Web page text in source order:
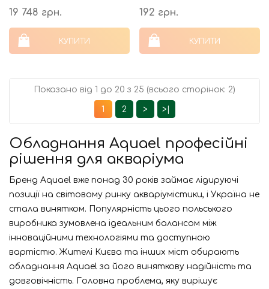
19 748 грн.
КУПИТИ
192 грн.
КУПИТИ
Показано від 1 до 20 з 25 (всього сторінок: 2)
1 2 > >|
Обладнання Aquael професійні
рішення для акваріума
Бренд Aquael вже понад 30 років займає лідируючі
позиції на світовому ринку акваріумістики, і Україна не
стала винятком. Популярність цього польського
виробника зумовлена ідеальним балансом між
інноваційними технологіями та доступною
вартістю. Жителі Києва та інших міст обирають
обладнання Aquael за його виняткову надійність та
довговічність. Головна проблема, яку вирішує